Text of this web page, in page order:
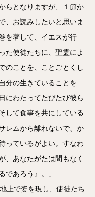
らとなりますが、１節か
、お読みしたいと思いま
を著して、イエスが行
た使徒たちに、聖霊によ
のことを、ことごとくし
分の生きていることを
にわたってたびたび彼ら
して食事を共にしている
レムから離れないで、か
っているがよい。すなわ
、あなたがたは間もなく
であろう』。」
上で姿を現し、使徒たち